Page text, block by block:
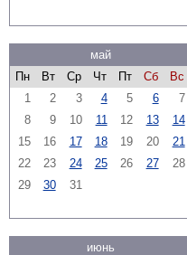
май
Пн
Вт Ср Чт Пт Сб
Вс
1
2 3 4 5 6
7
8
9 10 11 12 13
14
15
16 17 18 19 20
21
22
23 24 25 26 27
28
29
30 31
июнь